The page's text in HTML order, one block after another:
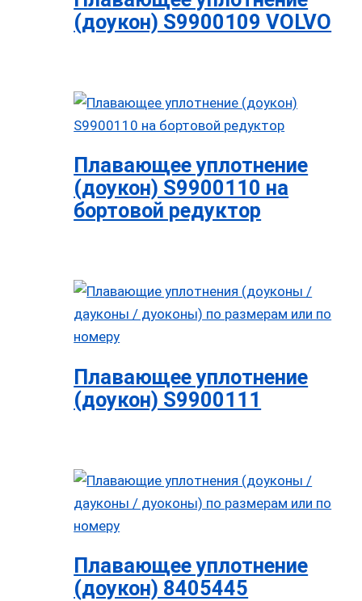
(доукон) S9900109 VOLVO
Плавающее уплотнение
(доукон) S9900110 на
бортовой редуктор
Плавающее уплотнение
(доукон) S9900111
Плавающее уплотнение
(доукон) 8405445